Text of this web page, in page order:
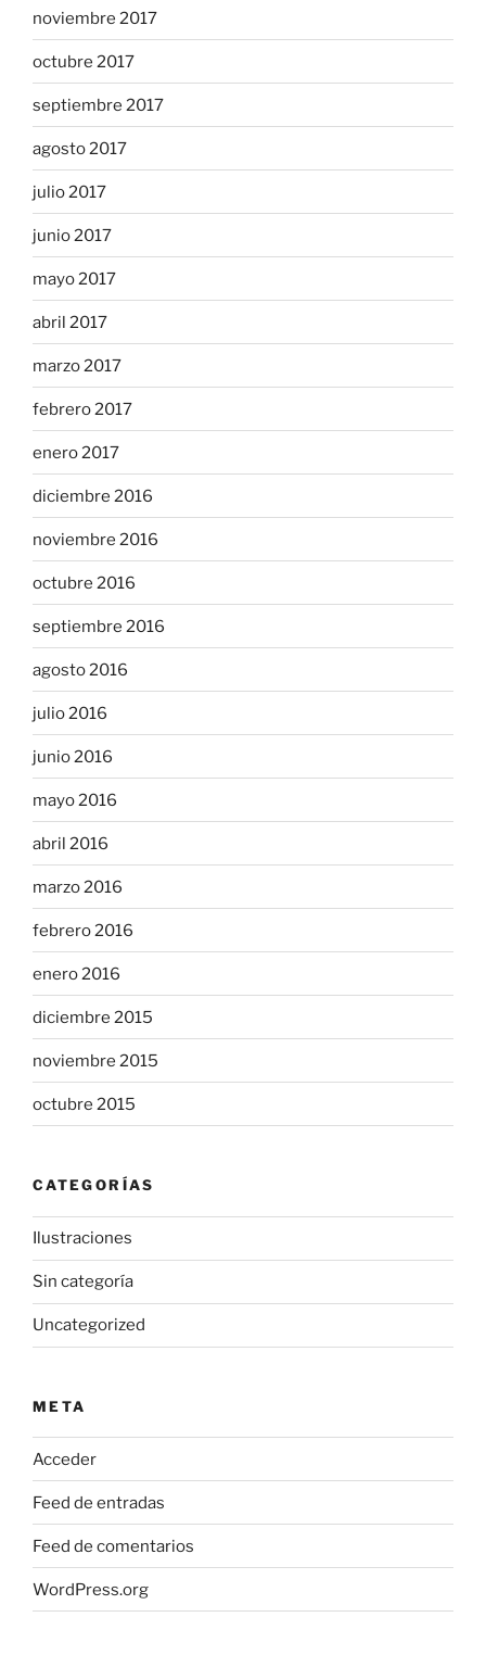
noviembre 2017
octubre 2017
septiembre 2017
agosto 2017
julio 2017
junio 2017
mayo 2017
abril 2017
marzo 2017
febrero 2017
enero 2017
diciembre 2016
noviembre 2016
octubre 2016
septiembre 2016
agosto 2016
julio 2016
junio 2016
mayo 2016
abril 2016
marzo 2016
febrero 2016
enero 2016
diciembre 2015
noviembre 2015
octubre 2015
CATEGORÍAS
Ilustraciones
Sin categoría
Uncategorized
META
Acceder
Feed de entradas
Feed de comentarios
WordPress.org